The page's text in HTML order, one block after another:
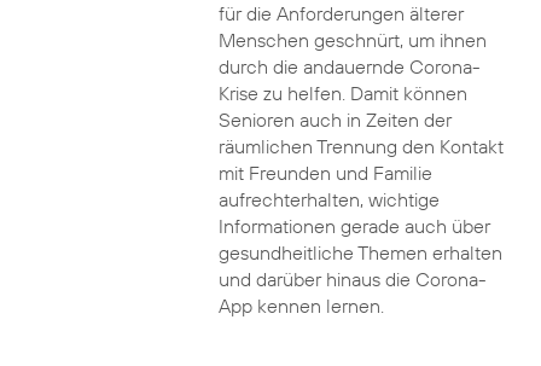
für die Anforderungen älterer
Menschen geschnürt, um ihnen
durch die andauernde Corona-
Krise zu helfen. Damit können
Senioren auch in Zeiten der
räumlichen Trennung den Kontakt
mit Freunden und Familie
aufrechterhalten, wichtige
Informationen gerade auch über
gesundheitliche Themen erhalten
und darüber hinaus die Corona-
App kennen lernen.